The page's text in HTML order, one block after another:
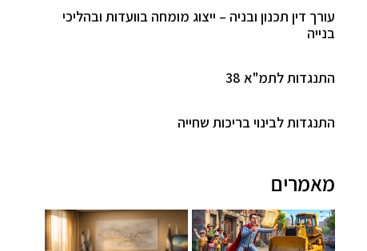
עורך דין תכנון ובניה – ייצוג מומחה בוועדות ובהליכי
בנייה
התנגדות לתמ"א 38
התנגדות לבינוי בריכות שחייה
מאמרים